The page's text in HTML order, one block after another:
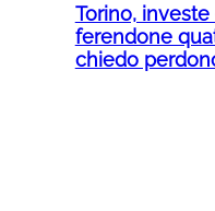
Torino,
ferendone
chiedo